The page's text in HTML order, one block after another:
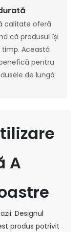
calitate oferă
că produsul își
Această
pentru
de lungă
A
Designul
produs potrivit